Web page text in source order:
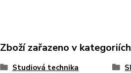
Zboží zařazeno v kategoriích
Studiová technika